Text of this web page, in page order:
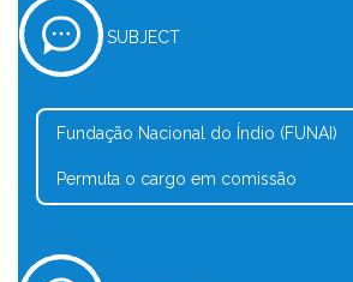
SUBJECT
Fundação Nacional do Índio (FUNAI)
Permuta o cargo em comissão